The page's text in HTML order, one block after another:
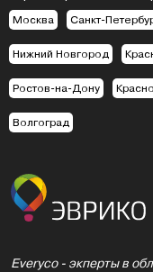
Москва Санкт-
Нижний Новгород
Ростов-на-Дону
Волгоград
Everyco - экперты в